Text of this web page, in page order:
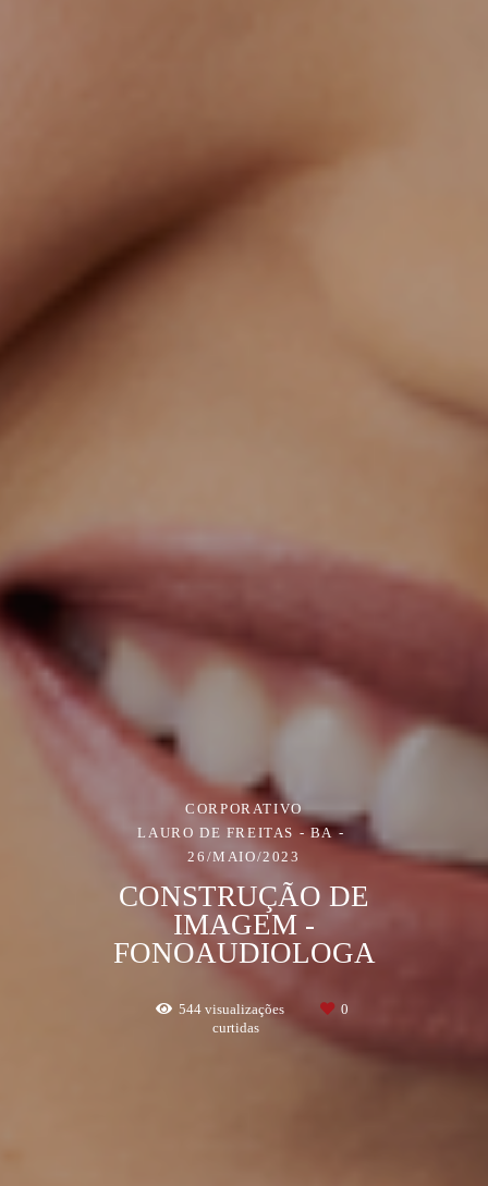
CORPORATIVO
LAURO DE FREITAS - BA
26/MAIO/2023
CONSTRUÇÃO DE
IMAGEM -
FONOAUDIOLOGA
544 visualizações
0
curtidas